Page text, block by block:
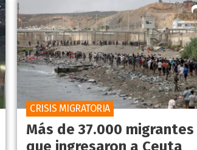
Más de 37.000 migrantes
que ingresaron a Ceuta
CRISIS MIGRATORIA